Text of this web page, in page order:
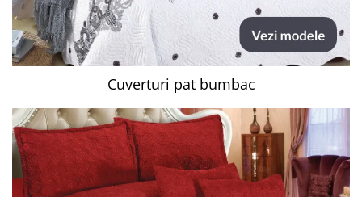
Cuverturi pat bumbac